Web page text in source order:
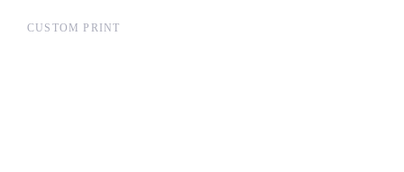
CUSTOM PRINT